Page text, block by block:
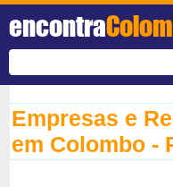
encontra
Empresas e
em Colombo -